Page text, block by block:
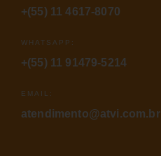
+(55) 11 4617-8070
WHATSAPP:
+(55) 11 91479-5214
EMAIL:
atendimento@atvi.com.br